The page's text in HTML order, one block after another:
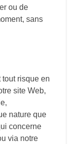
ou de
sans
risque en
site Web,
nature que
concerne
via notre